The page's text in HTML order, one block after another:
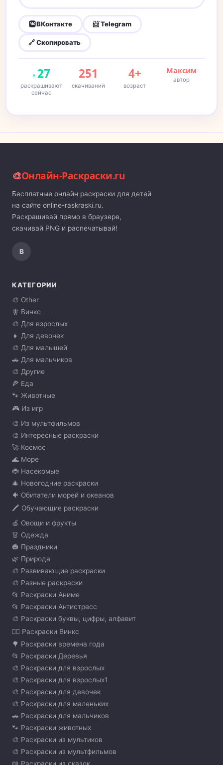
ВКонтакте 📨 Telegram
🔗 Скопировать
27
раскрашивают
сейчас
251
скачиваний
4+
возраст
Максим
автор
🎨Онлайн-Раскраски.ru
Бесплатные онлайн раскраски для детей
на сайте online-raskraski.ru.
Раскрашивай прямо в браузере,
скачивай PNG и распечатывай!
В
КАТЕГОРИИ
🎨 Other
🧚 Винкс
🎨 Для взрослых
👧 Для девочек
🎨 Для малышей
🚗 Для мальчиков
🎨 Другие
🍕 Еда
🐾 Животные
🎮 Из игр
🎨 Из мультфильмов
🎨 Интересные раскраски
🚀 Космос
🌊 Море
🐞 Насекомые
🎄 Новогодние раскраски
🐠 Обитатели морей и океанов
🖍️ Обучающие раскраски
🍏 Овощи и фрукты
👗 Одежда
🎃 Праздники
🌿 Природа
🎨 Развивающие раскраски
🎨 Разные раскраски
📂 Раскраски Аниме
📂 Раскраски Антистресс
🎨 Раскраски буквы, цифры, алфавит
🧚‍♀️ Раскраски Винкс
🌳 Раскраски времена года
📂 Раскраски Деревья
🎨 Раскраски для взрослых
🎨 Раскраски для взрослых1
🎨 Раскраски для девочек
🎨 Раскраски для маленьких
🚗 Раскраски для мальчиков
🐾 Раскраски животных
🎨 Раскраски из мультиков
🎨 Раскраски из мультфильмов